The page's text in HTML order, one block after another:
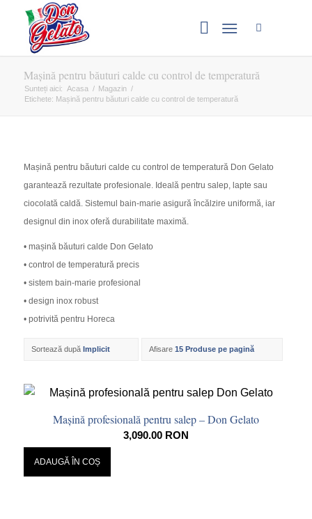
Mașină pentru băuturi calde cu control de temperatură
Sunteți aici: Acasa / Magazin /
Etichete: Mașină pentru băuturi calde cu control de temperatură
Mașină pentru băuturi calde cu control de temperatură Don Gelato
garantează rezultate profesionale. Ideală pentru salep, lapte sau
ciocolată caldă. Sistemul bain-marie asigură încălzire uniformă, iar
designul din inox oferă durabilitate maximă.
• mașină băuturi calde Don Gelato
• control de temperatură precis
• sistem bain-marie profesional
• design inox robust
• potrivită pentru Horeca
Sortează după Implicit Afisare 15 Produse pe pagină
Mașină profesională pentru salep – Don Gelato
3,090.00 RON
ADAUGĂ ÎN COȘ